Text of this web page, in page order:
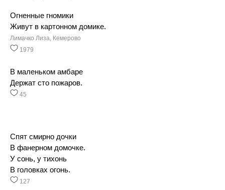
Огненные гномики
Живут в картонном домике.
Лимачко Лиза, Кемерово
1979
В маленьком амбаре
Держат сто пожаров.
45
Спят смирно дочки
В фанерном домочке.
У сонь, у тихонь
В головках огонь.
127